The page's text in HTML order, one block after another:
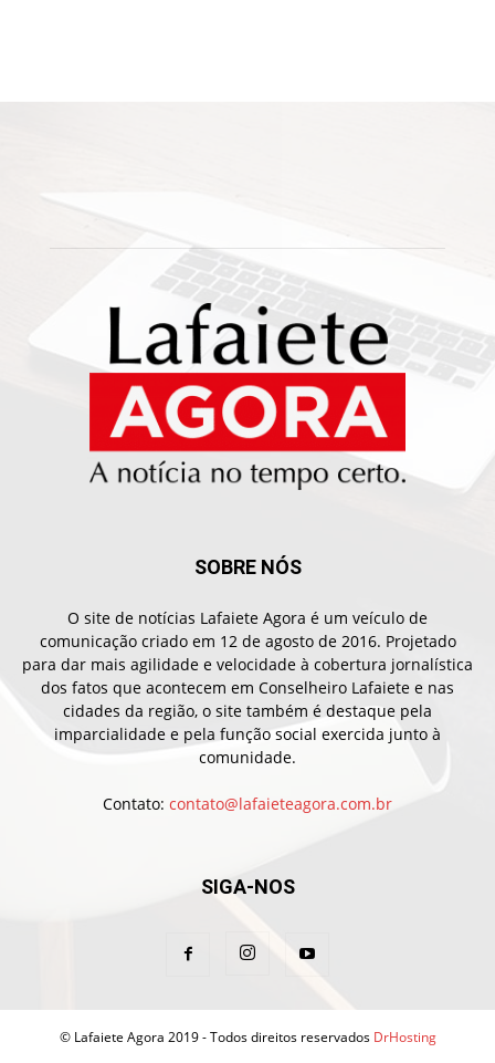
SOBRE NÓS
O site de notícias Lafaiete Agora é um veículo de
comunicação criado em 12 de agosto de 2016. Projetado
para dar mais agilidade e velocidade à cobertura jornalística
dos fatos que acontecem em Conselheiro Lafaiete e nas
cidades da região, o site também é destaque pela
imparcialidade e pela função social exercida junto à
comunidade.
Contato: contato@lafaieteagora.com.br
SIGA-NOS
© Lafaiete Agora 2019 - Todos direitos reservados DrHosting